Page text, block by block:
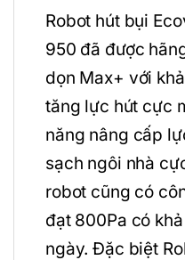
Robot hút bụi
950 đã được
dọn Max+ với
tăng lực hút cực
năng nâng cấp
sạch ngôi nhà
robot cũng có
đạt 800Pa có
ngày. Đặc biệt